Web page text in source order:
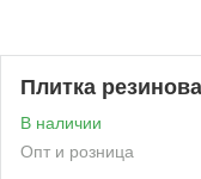
Плитка
В наличии
Опт и розница